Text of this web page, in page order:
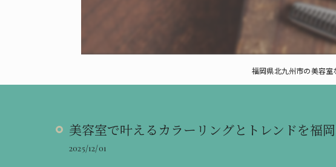
福岡県北九州市の美容室
美容室で叶えるカラーリングとトレンドを福
2025/12/01